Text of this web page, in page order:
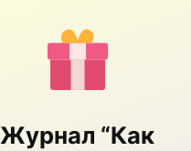
Журнал “Как